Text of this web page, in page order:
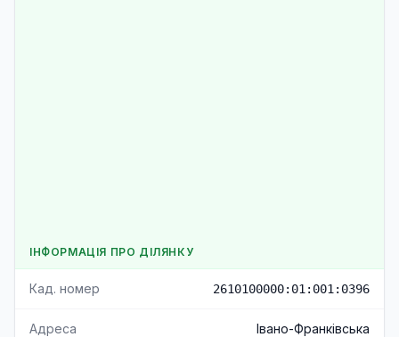
ІНФОРМАЦІЯ ПРО ДІЛЯНКУ
Кад. номер 2610100000:01:001:0396
Адреса
Івано-Франківська